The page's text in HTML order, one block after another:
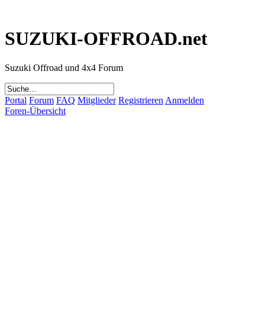
SUZUKI-OFFROAD.net
Suzuki Offroad und 4x4 Forum
Portal Forum FAQ Mitglieder Registrieren Anmelden
Foren-Übersicht